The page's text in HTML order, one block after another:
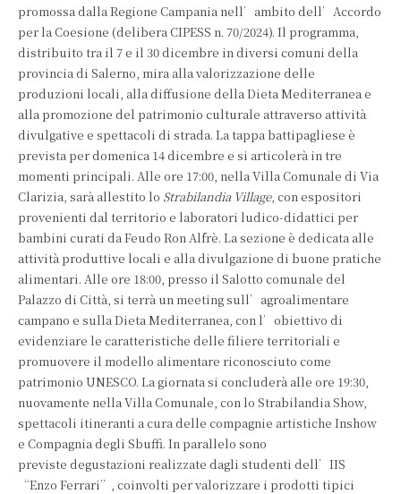
promossa dalla Regione Campania nell’ambito dell’Accordo
per la Coesione (delibera CIPESS n. 70/2024). Il programma,
distribuito tra il 7 e il 30 dicembre in diversi comuni della
provincia di Salerno, mira alla valorizzazione delle
produzioni locali, alla diffusione della Dieta Mediterranea e
alla promozione del patrimonio culturale attraverso attività
divulgative e spettacoli di strada. La tappa battipagliese è
prevista per domenica 14 dicembre e si articolerà in tre
momenti principali. Alle ore 17:00, nella Villa Comunale di Via
Clarizia, sarà allestito lo Strabilandia Village, con espositori
provenienti dal territorio e laboratori ludico-didattici per
bambini curati da Feudo Ron Alfrè. La sezione è dedicata alle
attività produttive locali e alla divulgazione di buone pratiche
alimentari. Alle ore 18:00, presso il Salotto comunale del
Palazzo di Città, si terrà un meeting sull’agroalimentare
campano e sulla Dieta Mediterranea, con l’obiettivo di
evidenziare le caratteristiche delle filiere territoriali e
promuovere il modello alimentare riconosciuto come
patrimonio UNESCO. La giornata si concluderà alle ore 19:30,
nuovamente nella Villa Comunale, con lo Strabilandia Show,
spettacoli itineranti a cura delle compagnie artistiche Inshow
e Compagnia degli Sbuffi. In parallelo sono
previste degustazioni realizzate dagli studenti dell’IIS
“Enzo Ferrari”, coinvolti per valorizzare i prodotti tipici